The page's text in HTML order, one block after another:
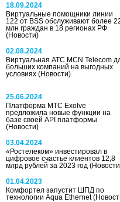
18.09.2024
Виртуальные помощники линии
122 от BSS обслуживают более
млн граждан в 18 регионах РФ
(Новости)
02.08.2024
Виртуальная АТС MCN Telecom
больших компаний на выгодных
условиях (Новости)
25.06.2024
Платформа МТС Exolve
предложила новые функции на
базе своей API платформы
(Новости)
03.04.2024
«Ростелеком» инвестировал в
цифровое счастье клиентов 12,8
млрд рублей за 2023 год
01.04.2023
Комфортел запустит ШПД по
технологии Aqua Ethernet